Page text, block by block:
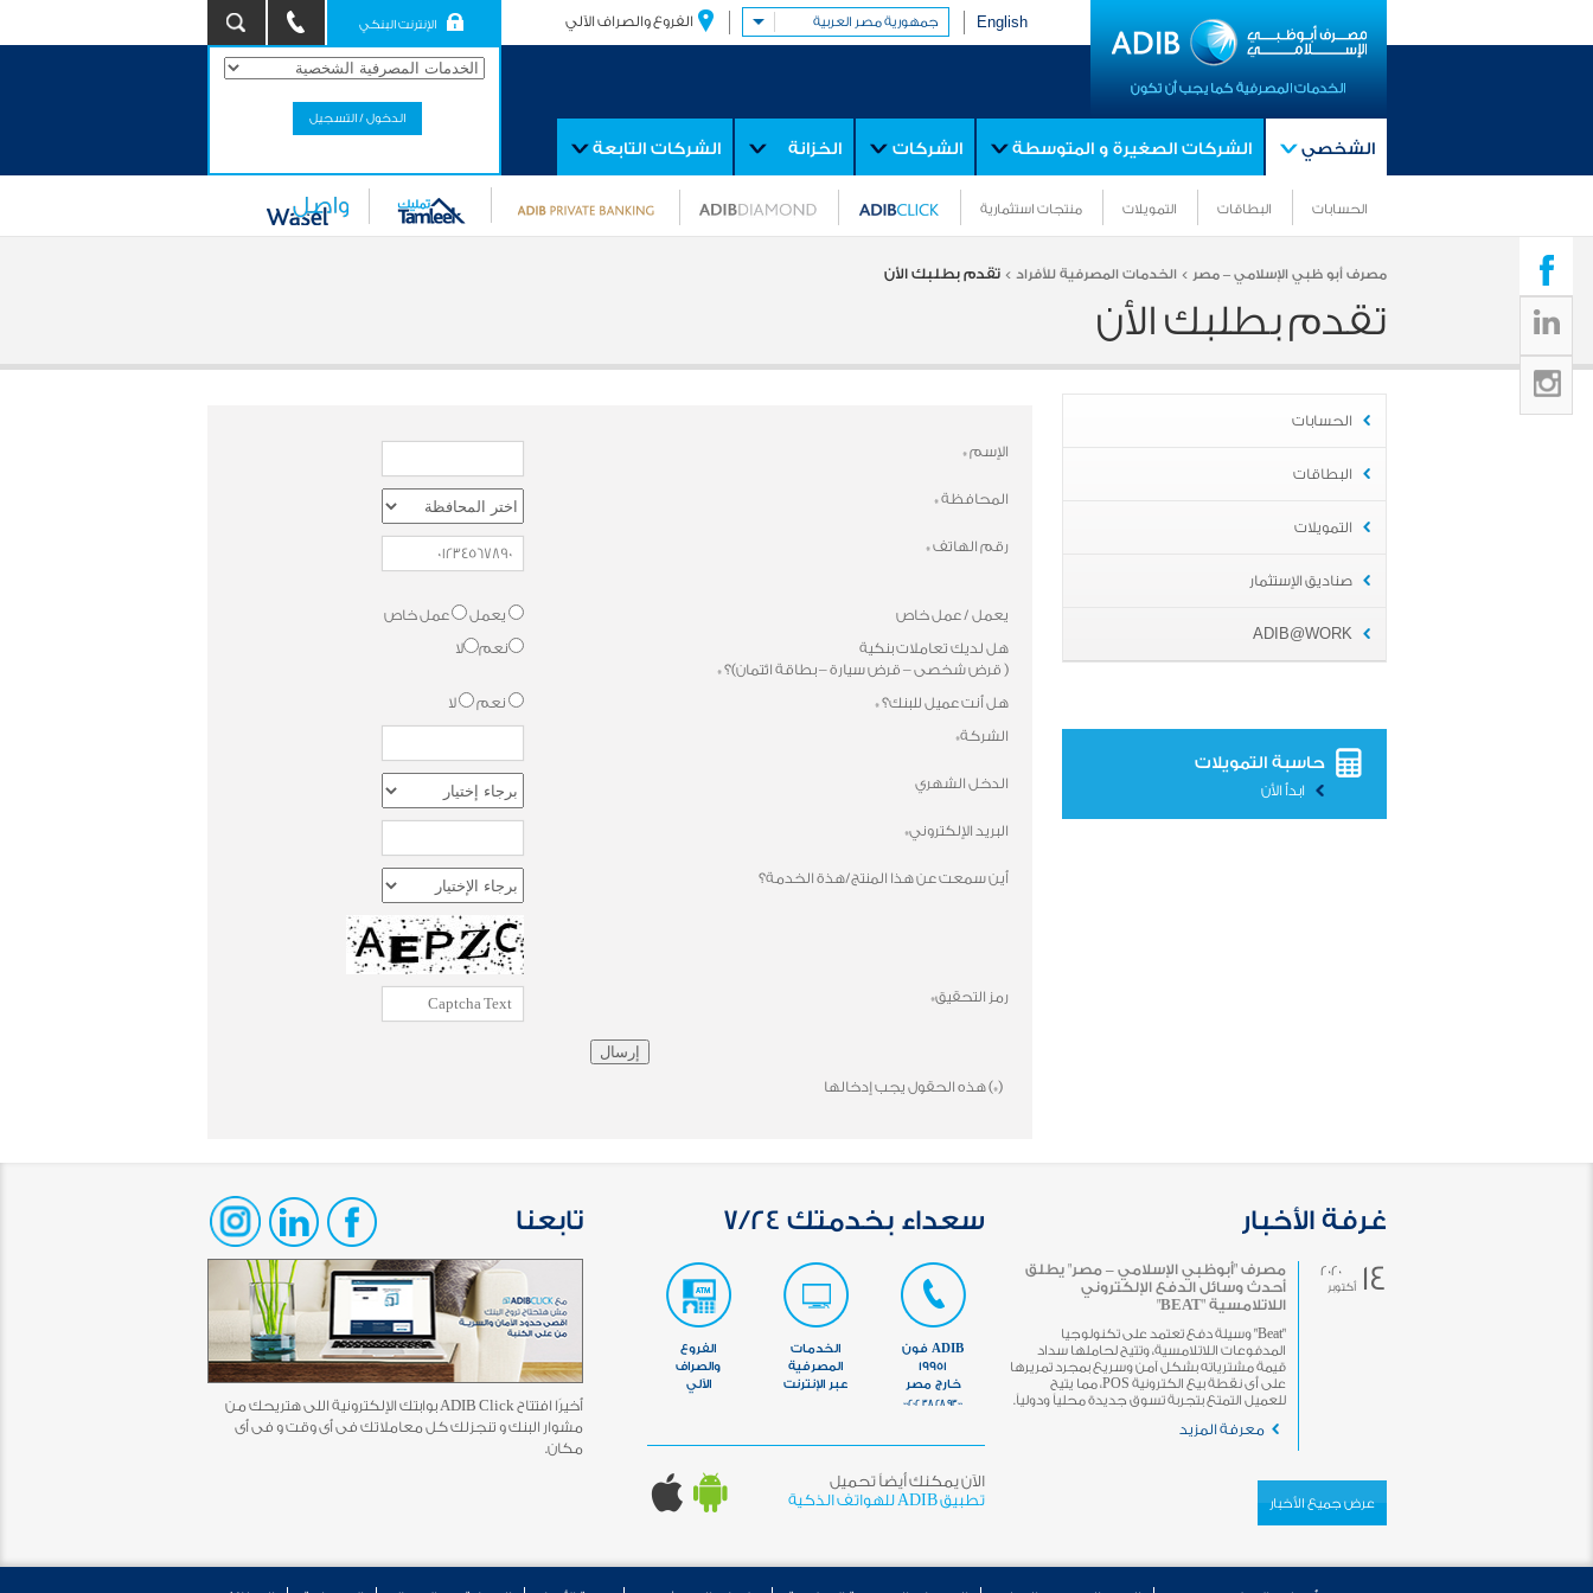
English جمهورية مصر العربية الفروع والصراف الآلي
الشخصي
الحسابات البطاقات التمويلات منتجات استثمارية
الشركات الصغيرة و المتوسطة الشركات الخزانة الشركات التابعة
الإنترنت البنكي
الدخول / التسجيل
مصرف أبو ظبي الإسلامي – مصر > الخدمات المصرفية للأفراد >تقدم بطلبك الأن
تقدم بطلبك الأن
الحسابات
البطاقات
التمويلات
صناديق الإستثمار
ADIB@WORK
حاسبة التمويلات
ابدأ الأن
الإسم*
المحافظة*
رقم الهاتف*
يعمل / عمل خاص يعمل
عمل خاص
هل لديك تعاملات بنكية
( قرض شخصى – قرض سيارة – بطاقة ائتمان)؟*
نعم لا
هل أنت عميل للبنك؟* نعم
لا
الشركة*
الدخل الشهري
البريد الإلكتروني*
أين سمعت عن هذا المنتج/هذة الخدمة؟
رمز التحقيق*
(*)هذه الحقول يجب إدخالها
غرفة الأخبار
14
2020
أكتوبر
مصرف "أبوظبي الإسلامي – مصر" يطلق
أحدث وسائل الدفع الإلكتروني
اللاتلامسية "BEAT"
"Beat" وسيلة دفع تعتمد على تكنولوجيا
المدفوعات اللاتلامسية، وتتيح لحاملها سداد
قيمة مشترياته بشكل آمن وسريع بمجرد تمريرها
على أى نقطة بيع الكترونية POS، مما يتيح
للعميل التمتع بتجربة تسوق جديدة محلياً ودولياً.
معرفة المزيد
عرض جميع الأخبار
سعداء بخدمتك 7/24
ADIB فون
19951
خارج مصر
9300 28 38 00202
الخدمات
المصرفية
عبر الإنترنت
الفروع
والصراف
الآلي
الآن يمكنك أيضاً تحميل
تطبيق ADIB للهواتف الذكية
تابعنا
أخيرًا افتتاح ADIB Click بوابتك الإلكترونية اللى هتريحك من
مشوار البنك و تنجزلك كل معاملاتك فى أى وقت و فى أى
مكان.